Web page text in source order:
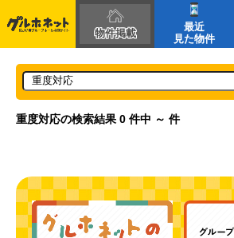
物件掲載
最近
見た物件
重度対応の検索結果 0 件中 ～ 件